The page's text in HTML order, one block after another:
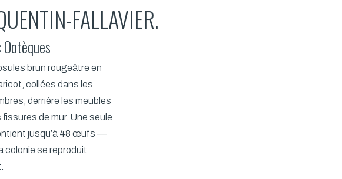
FALLAVIER.
brun rougeâtre en
collées dans les
derrière les meubles
fissures de mur. Une seule
jusqu’à 48 œufs —
colonie se reproduit